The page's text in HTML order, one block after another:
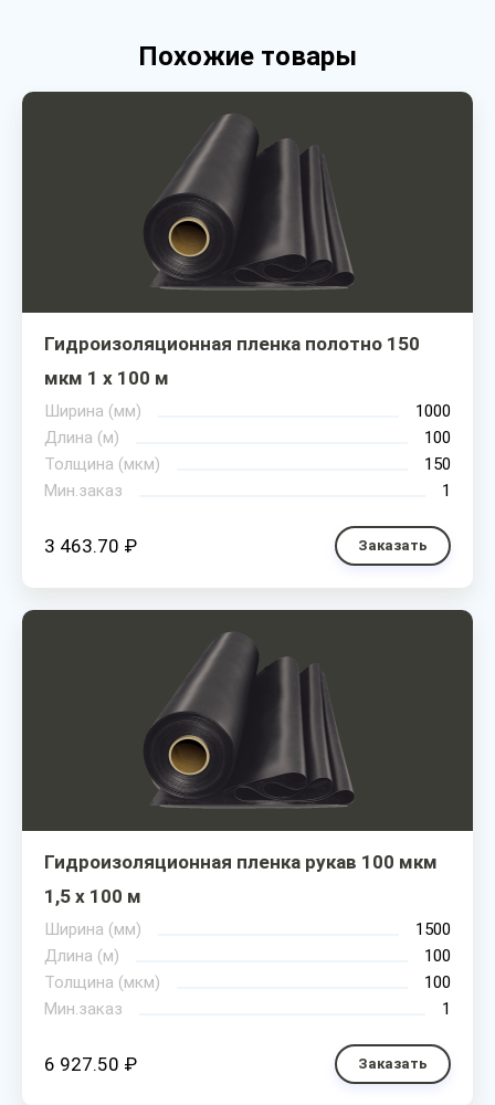
Похожие товары
Гидроизоляционная пленка полотно 150
мкм 1 х 100 м
Ширина (мм)
1000
Длина (м)
100
Толщина (мкм)
150
Мин.заказ
1
3 463.70 ₽ Заказать
Гидроизоляционная пленка рукав 100 мкм
1,5 х 100 м
Ширина (мм)
1500
Длина (м)
100
Толщина (мкм)
100
Мин.заказ
1
6 927.50 ₽ Заказать